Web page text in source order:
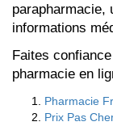
parapharmacie,
informations
Faites
pharmacie en
Pharmacie
Prix Pas